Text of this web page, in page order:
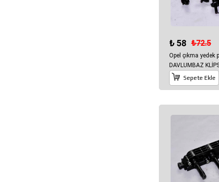
₺ 58 ₺72.5
Opel çıkma yedek
DAVLUMBAZ
Sepete Ekle